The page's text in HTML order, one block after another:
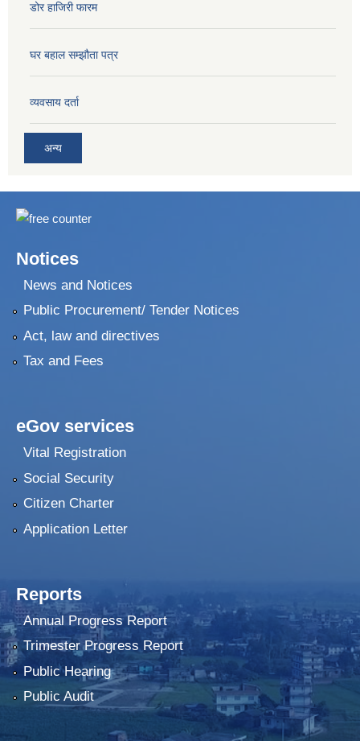
डोर हाजिरी फारम
घर बहाल सम्झौता पत्र
व्यवसाय दर्ता
अन्य
Notices
News and Notices
Public Procurement/ Tender Notices
Act, law and directives
Tax and Fees
eGov services
Vital Registration
Social Security
Citizen Charter
Application Letter
Reports
Annual Progress Report
Trimester Progress Report
Public Hearing
Public Audit